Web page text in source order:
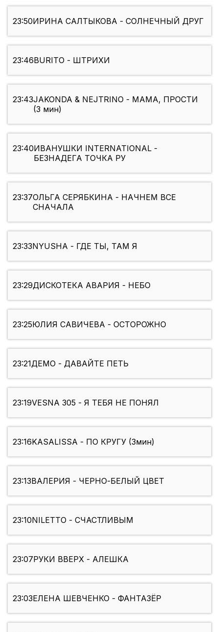
23:50ИРИНА САЛТЫКОВА - СОЛНЕЧНЫЙ ДРУГ
23:46BURITO - ШТРИХИ
23:43JAKONDA & NEJTRINO - МАМА, ПРОСТИ
(3 мин)
23:40ИВАНУШКИ INTERNATIONAL -
БЕЗНАДЕГА ТОЧКА РУ
23:37ОЛЬГА СЕРЯБКИНА - НАЧНЕМ ВСЕ
СНАЧАЛА
23:33NYUSHA - ГДЕ ТЫ, ТАМ Я
23:29ДИСКОТЕКА АВАРИЯ - НЕБО
23:25ЮЛИЯ САВИЧЕВА - ОСТОРОЖНО
23:21ДЕМО - ДАВАЙТЕ ПЕТЬ
23:19VESNA 305 - Я ТЕБЯ НЕ ПОНЯЛ
23:16KASALISSA - ПО КРУГУ (3мин)
23:13ВАЛЕРИЯ - ЧЕРНО-БЕЛЫЙ ЦВЕТ
23:10NILETTO - СЧАСТЛИВЫМ
23:07РУКИ ВВЕРХ - АЛЕШКА
23:03ЕЛЕНА ШЕВЧЕНКО - ФАНТАЗЁР